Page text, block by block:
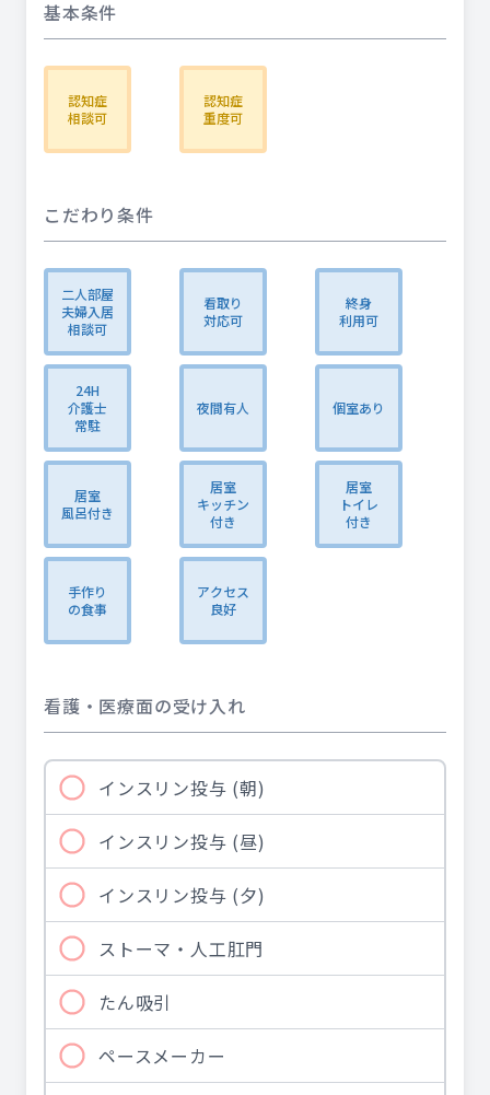
基本条件
認知症
相談可
認知症
重度可
こだわり条件
二人部屋
夫婦入居
相談可
看取り
対応可
終身
利用可
24H
介護士
常駐
夜間有人 個室あり
居室
風呂付き
居室
キッチン
付き
居室
トイレ
付き
手作り
の食事
アクセス
良好
看護・医療面の受け入れ
インスリン投与 (朝)
インスリン投与 (昼)
インスリン投与 (夕)
ストーマ・人工肛門
たん吸引
ペースメーカー